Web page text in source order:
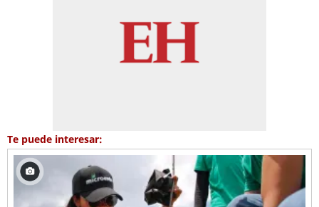
Te puede interesar: